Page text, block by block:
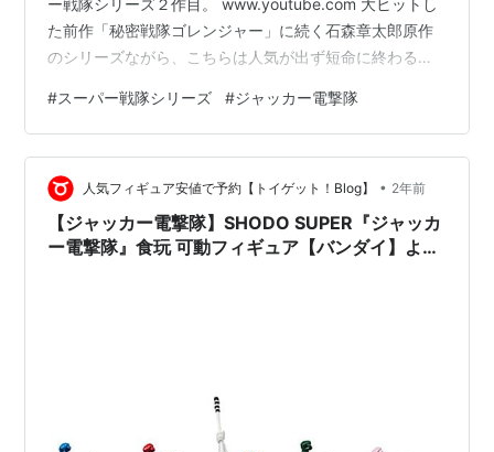
た前作「秘密戦隊ゴレンジャー」に続く石森章太郎原作
のシリーズながら、こちらは人気が出ず短命に終わる。
という表記。４人チームでスタートしたが、テコ入れが
入り宮内洋が演じる番場壮吉／ビッグワンが加わり、最
終的には５人に。ゴレンジャーでもメンバー変更とかは
あったものの、戦士の数は５人のままだったので、テコ
入れとはいえこちらが追加戦士の元祖みたいな扱いを受
ける事も…
#スーパー戦隊シリーズ #ジャッカー電撃隊
人気フィギュア安値で予約【トイゲット！Blog】 • 2年前
【ジャッカー電撃隊】SHODO SUPER『ジャッカ
ー電撃隊』食玩 可動フィギュア【バンダイ】より